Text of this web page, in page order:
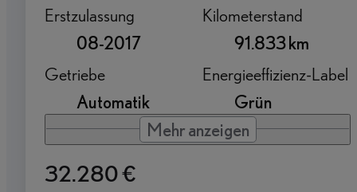
Erstzulassung
08-2017
Kilometerstand
91.833 km
Getriebe
Automatik
Energieeffizienz-Label
Grün
Mehr anzeigen
32.280 €